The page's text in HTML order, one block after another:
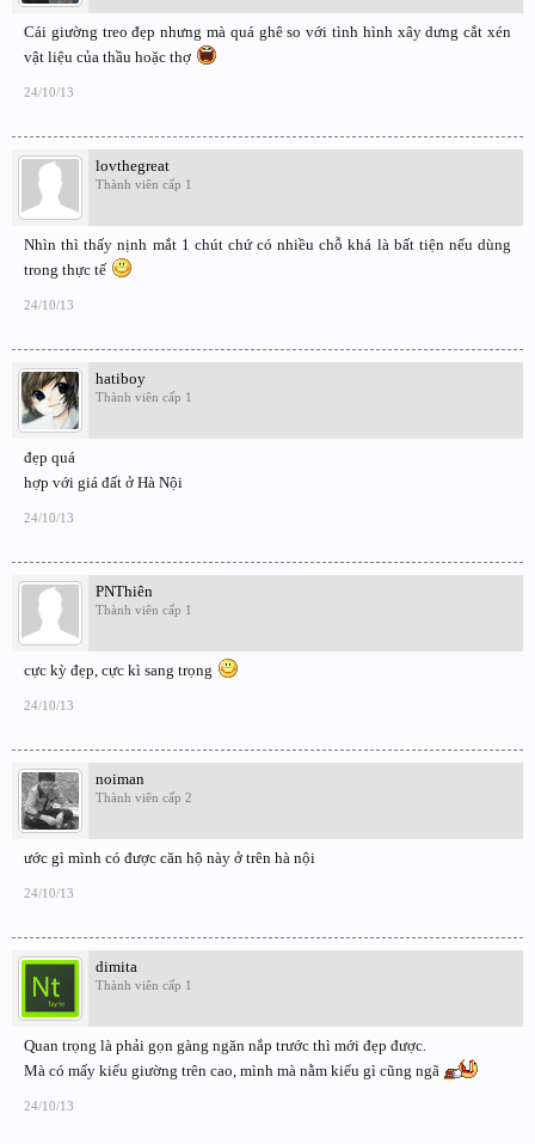
Cái giường treo đẹp nhưng mà quá ghê so với tình hình xây dưng cắt xén
vật liệu của thầu hoặc thợ
24/10/13
lovthegreat
Thành viên cấp 1
Nhìn thì thấy nịnh mắt 1 chút chứ có nhiều chỗ khá là bất tiện nếu dùng
trong thực tế
24/10/13
hatiboy
Thành viên cấp 1
đẹp quá
hợp với giá đất ở Hà Nội
24/10/13
PNThiên
Thành viên cấp 1
cực kỳ đẹp, cực kì sang trọng
24/10/13
noiman
Thành viên cấp 2
ước gì mình có được căn hộ này ở trên hà nội
24/10/13
dimita
Thành viên cấp 1
Quan trọng là phải gọn gàng ngăn nắp trước thì mới đẹp được.
Mà có mấy kiểu giường trên cao, mình mà nằm kiểu gì cũng ngã
24/10/13